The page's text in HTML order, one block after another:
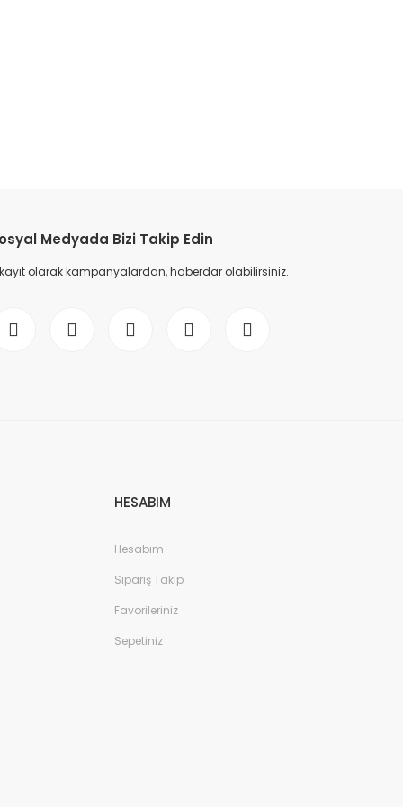
Medyada Bizi Takip Edin
olarak kampanyalardan, haberdar olabilirsiniz.
HESABIM
Hesabım
Sipariş Takip
Favorileriniz
Sepetiniz